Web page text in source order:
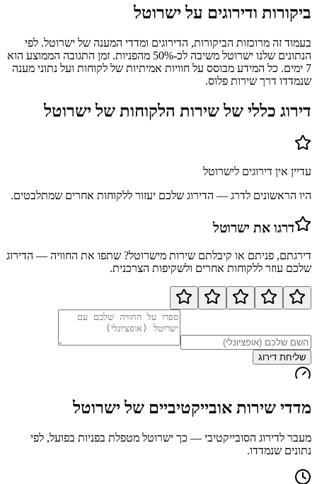
ביקורות ודירוגים על ישרוטל
בעמוד זה מרוכזות הביקורות, הדירוגים ומדדי המענה של ישרוטל. לפי
הנתונים שלנו ישרוטל משיבה לכ-50% מהפניות. זמן התגובה הממוצע הוא
7 ימים. כל המידע מבוסס על חוויות אמיתיות של לקוחות ועל נתוני מענה
שנמדדו דרך שירות פלוס.
דירוג כללי של שירות הלקוחות של ישרוטל
עדיין אין דירוגים לישרוטל
היו הראשונים לדרג — הדירוג שלכם יעזור ללקוחות אחרים שמתלבטים.
דרגו את ישרוטל
דירגתם, פניתם או קיבלתם שירות מישרוטל? שתפו את החוויה — הדירוג
שלכם עוזר ללקוחות אחרים ולשקיפות הצרכנית.
שליחת דירוג
מדדי שירות אובייקטיביים של ישרוטל
מעבר לדירוג הסובייקטיבי — כך ישרוטל מטפלת בפניות בפועל, לפי
נתונים שנמדדו.